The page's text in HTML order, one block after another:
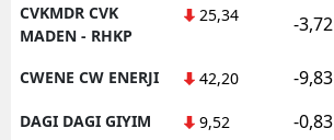
CVKMDR CVK
MADEN - RHKP
25,34 -3,72
CWENE CW ENERJI 42,20 -9,83
DAGI DAGI GIYIM 9,52 -0,83